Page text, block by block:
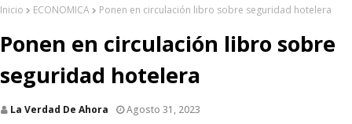
Inicio ECONOMICA Ponen en circulación libro sobre seguridad hotelera
Ponen en circulación libro sobre
seguridad hotelera
La Verdad De Ahora Agosto 31, 2023